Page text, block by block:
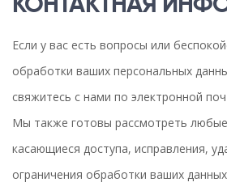
КОНТАКТНАЯ
Если у вас есть вопросы или
обработки ваших персональных
свяжитесь с нами по электронной
Мы также готовы рассмотреть
касающиеся доступа, исправления,
ограничения обработки ваших